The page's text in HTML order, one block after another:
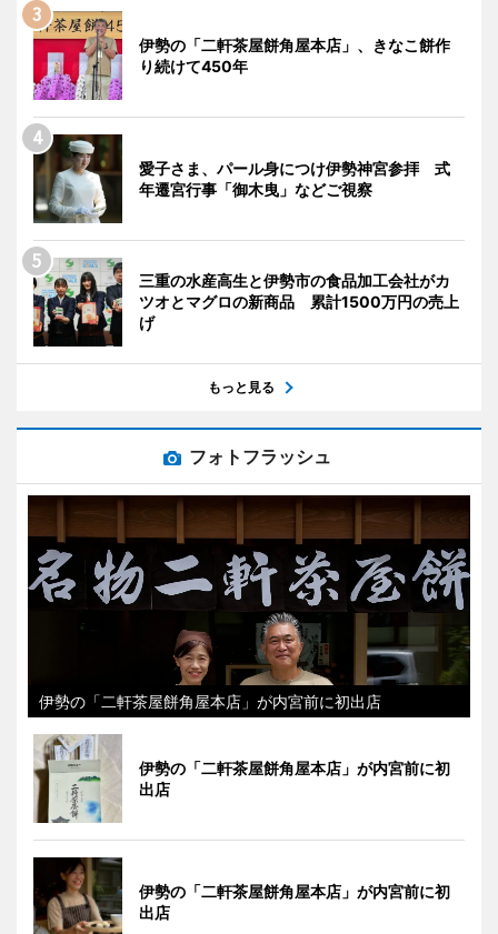
伊勢の「二軒茶屋餅角屋本店」、きなこ餅作
り続けて450年
愛子さま、パール身につけ伊勢神宮参拝 式
年遷宮行事「御木曳」などご視察
三重の水産高生と伊勢市の食品加工会社がカ
ツオとマグロの新商品 累計1500万円の売上
げ
もっと見る
フォトフラッシュ
伊勢の「二軒茶屋餅角屋本店」が内宮前に初出店
伊勢の「二軒茶屋餅角屋本店」が内宮前に初
出店
伊勢の「二軒茶屋餅角屋本店」が内宮前に初
出店